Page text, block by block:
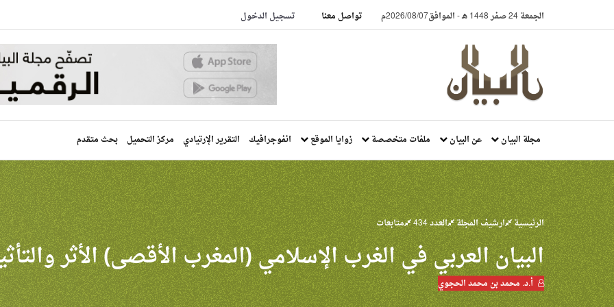
الجمعة 24 صفر 1448 هـ -الموافق2026/08/07م تواصل معنا تسجيل الدخول
مجلة البيان عن البيان ملفات متخصصة زوايا الموقع انفوجرافيك التقرير الإرتيادي مركز التحميل بحث متقدم
الرئيسية ارشيف المجلة العدد 434 متابعات
البيان العربي في الغرب الإسلامي (المغرب الأقصى) الأثر
أ.د. محمد بن محمد الحجوي